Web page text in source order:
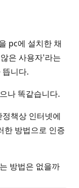
pc에 설치한 채
은 사용자'라는
니다.
나 똑같습니다.
책상 인터넷에
한 방법으로 인증
방법은 없을까